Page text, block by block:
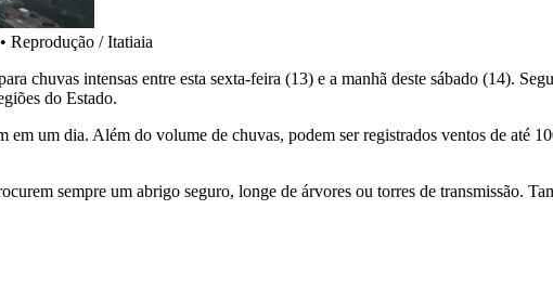
• Reprodução / Itatiaia
chuvas intensas entre esta sexta-feira (13) e a manhã deste sábado (14).
do Estado.
um dia. Além do volume de chuvas, podem ser registrados ventos de até
sempre um abrigo seguro, longe de árvores ou torres de transmissão.